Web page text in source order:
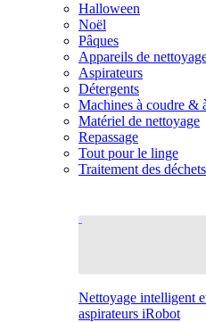
Halloween
Noël
Pâques
Appareils de
Aspirateurs
Détergents
Machines à coudre &
Matériel de nettoyage
Repassage
Tout pour le linge
Traitement des déchets
Nettoyage intelligent
aspirateurs iRobot